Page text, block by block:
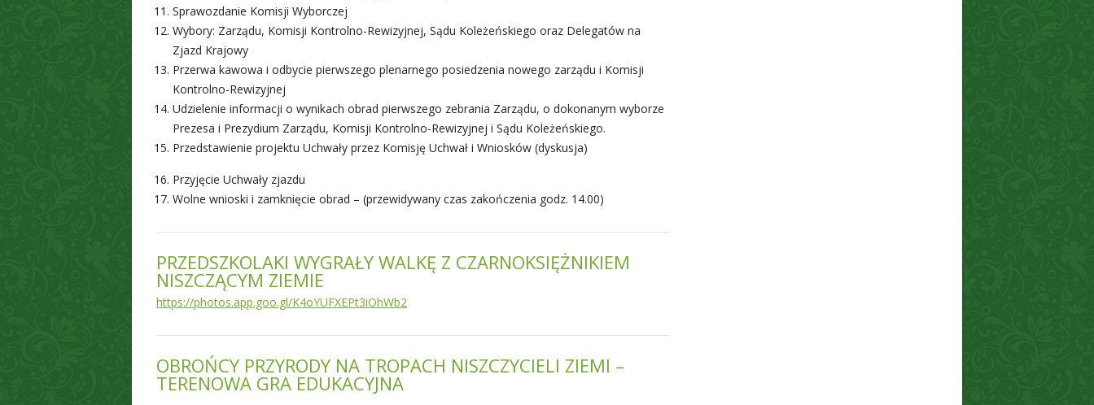
Sprawozdanie Komisji Wyborczej
Wybory: Zarządu, Komisji Kontrolno-Rewizyjnej, Sądu Koleżeńskiego oraz Delegatów na
Zjazd Krajowy
Przerwa kawowa i odbycie pierwszego plenarnego posiedzenia nowego zarządu i Komisji
Kontrolno-Rewizyjnej
Udzielenie informacji o wynikach obrad pierwszego zebrania Zarządu, o dokonanym wyborze
Prezesa i Prezydium Zarządu, Komisji Kontrolno-Rewizyjnej i Sądu Koleżeńskiego.
Przedstawienie projektu Uchwały przez Komisję Uchwał i Wniosków (dyskusja)
Przyjęcie Uchwały zjazdu
Wolne wnioski i zamknięcie obrad – (przewidywany czas zakończenia godz. 14.00)
PRZEDSZKOLAKI WYGRAŁY WALKĘ Z CZARNOKSIĘŻNIKIEM
NISZCZĄCYM ZIEMIE
https://photos.app.goo.gl/K4oYUFXEPt3iOhWb2
OBROŃCY PRZYRODY NA TROPACH NISZCZYCIELI ZIEMI –
TERENOWA GRA EDUKACYJNA